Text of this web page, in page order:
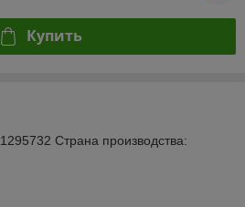
Купить
Страна производства: